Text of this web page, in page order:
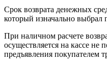
Срок возврата денежных
который изначально выбрал
При наличном расчете
осуществляется на кассе не
предъявления покупателем